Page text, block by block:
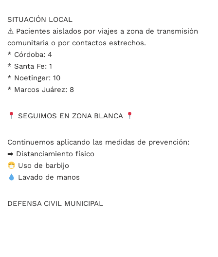
SITUACIÓN LOCAL
⚠ Pacientes aislados por viajes a zona de transmisión
comunitaria o por contactos estrechos.
* Córdoba: 4
* Santa Fe: 1
* Noetinger: 10
* Marcos Juárez: 8
SEGUIMOS EN ZONA BLANCA
Continuemos aplicando las medidas de prevención:
➡ Distanciamiento físico
Uso de barbijo
Lavado de manos
DEFENSA CIVIL MUNICIPAL